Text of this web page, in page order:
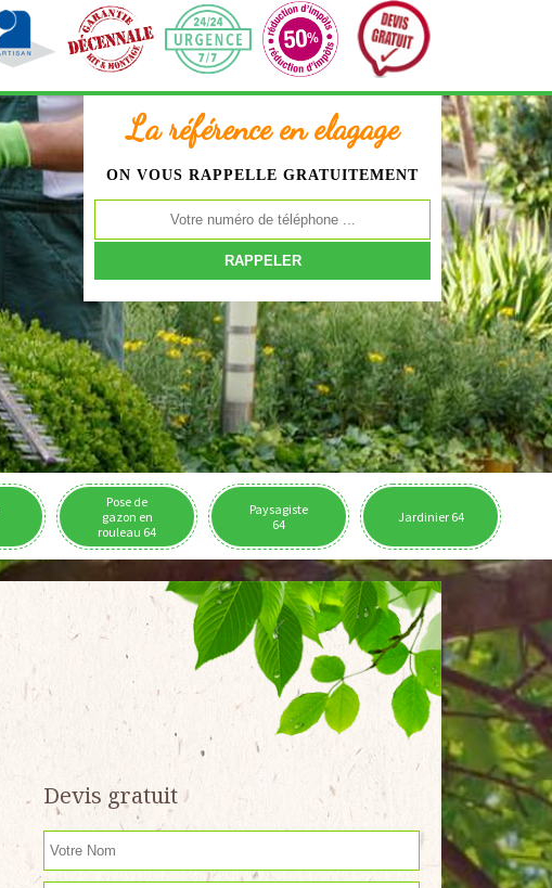
La référence en elagage
ON VOUS RAPPELLE GRATUITEMENT
Pose de
gazon en
rouleau 64
Paysagiste
64
Jardinier 64
Devis gratuit